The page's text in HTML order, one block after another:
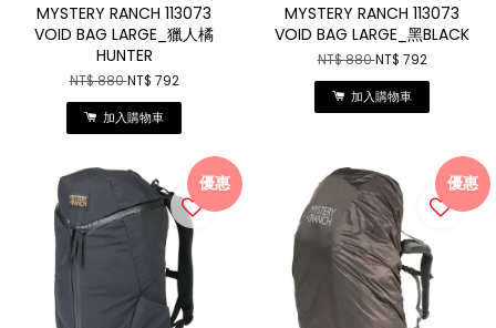
MYSTERY RANCH 113073
VOID BAG LARGE_獵人橘
HUNTER
NT$ 880NT$ 792
加入購物車
MYSTERY RANCH 113073
VOID BAG LARGE_黑BLACK
NT$ 880NT$ 792
加入購物車
優惠 優惠